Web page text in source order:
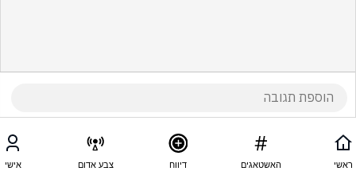
ראשי האשטאגים דיווח צבע אדום אישי